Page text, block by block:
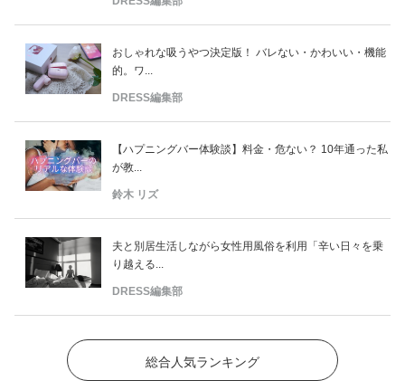
おしゃれな吸うやつ決定版！ バレない・かわいい・機能
的。ワ...
DRESS編集部
【ハプニングバー体験談】料金・危ない？ 10年通った私
が教...
鈴木 リズ
夫と別居生活しながら女性用風俗を利用「辛い日々を乗
り越える...
DRESS編集部
総合人気ランキング